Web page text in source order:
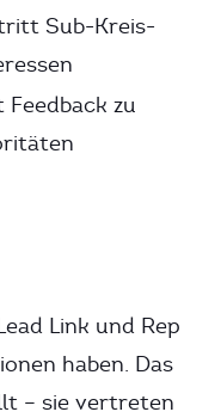
Sub-Kreis-
Feedback zu
Link und Rep
haben. Das
– sie vertreten